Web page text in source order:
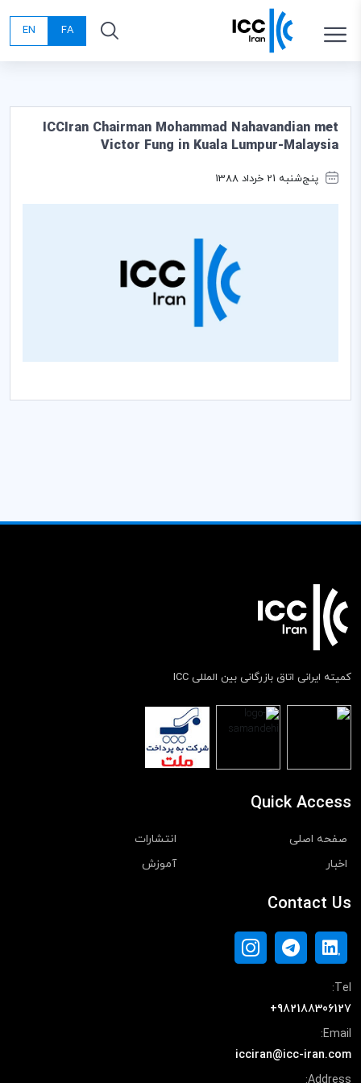
FA
EN
ICCIran Chairman Mohammad Nahavandian met
Victor Fung in Kuala Lumpur-Malaysia
پنج‌شنبه 21 خرداد 1388
کمیته ایرانی اتاق بازرگانی بین المللی ICC
Quick Access
صفحه اصلی
انتشارات
اخبار
آموزش
Contact Us
Tel:
+982188306127
Email:
icciran@icc-iran.com